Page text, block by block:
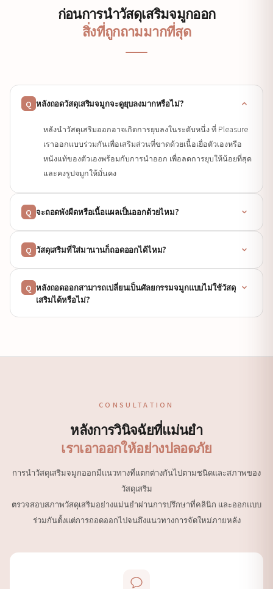
ก่อนการนำวัสดุเสริมจมูกออก
สิ่งที่ถูกถามมากที่สุด
Q หลังถอดวัสดุเสริมจมูกจะดูยุบลงมากหรือไม่?
หลังนำวัสดุเสริมออกอาจเกิดการยุบลงในระดับหนึ่ง ที่ Pleasure
เราออกแบบร่วมกันเพื่อเสริมส่วนที่ขาดด้วยเนื้อเยื่อตัวเองหรือ
หนังแท้ของตัวเองพร้อมกับการนำออก เพื่อลดการยุบให้น้อยที่สุด
และคงรูปจมูกให้มั่นคง
Q จะถอดพังผืดหรือเนื้อแผลเป็นออกด้วยไหม?
Q วัสดุเสริมที่ใส่มานานก็ถอดออกได้ไหม?
Q หลังถอดออกสามารถเปลี่ยนเป็นศัลยกรรมจมูกแบบไม่ใช้วัสดุ
เสริมได้หรือไม่?
CONSULTATION
หลังการวินิจฉัยที่แม่นยำ
เราเอาออกให้อย่างปลอดภัย
การนำวัสดุเสริมจมูกออกมีแนวทางที่แตกต่างกันไปตามชนิดและสภาพของ
วัสดุเสริม
ตรวจสอบสภาพวัสดุเสริมอย่างแม่นยำผ่านการปรึกษาที่คลินิก และออกแบบ
ร่วมกันตั้งแต่การถอดออกไปจนถึงแนวทางการจัดใหม่ภายหลัง